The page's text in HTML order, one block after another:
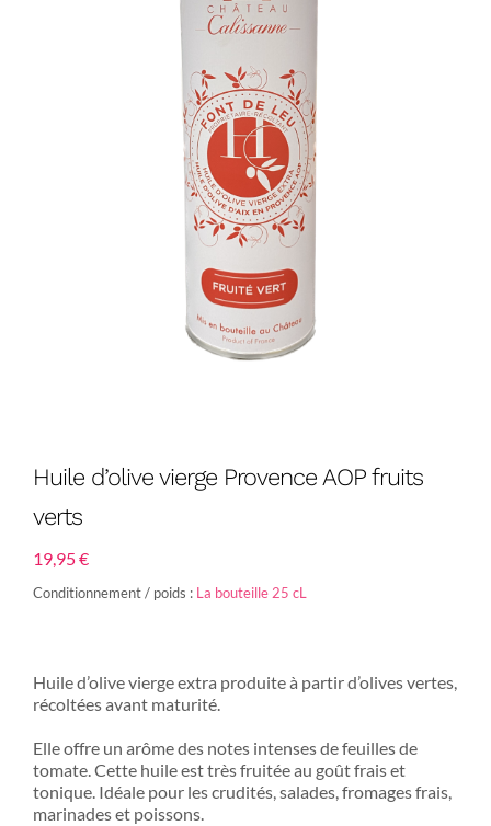
Huile d’olive vierge Provence AOP fruits
verts
19,95€
Conditionnement / poids : La bouteille 25 cL
Huile d’olive vierge extra produite à partir d’olives vertes,
récoltées avant maturité.
Elle offre un arôme des notes intenses de feuilles de
tomate. Cette huile est très fruitée au goût frais et
tonique. Idéale pour les crudités, salades, fromages frais,
marinades et poissons.